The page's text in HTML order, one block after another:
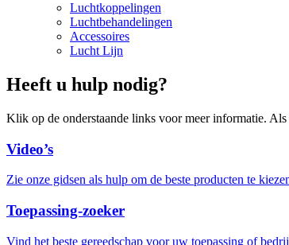
Luchtkoppelingen
Luchtbehandelingen
Accessoires
Lucht Lijn
Heeft u hulp nodig?
Klik op de onderstaande links voor meer informatie.
Video’s
Zie onze gidsen als hulp om de beste producten te
Toepassing-zoeker
Vind het beste gereedschap voor uw toepassing of